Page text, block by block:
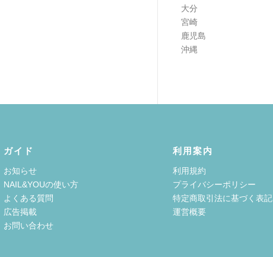
大分
宮崎
鹿児島
沖縄
ガイド
お知らせ
NAIL&YOUの使い方
よくある質問
広告掲載
お問い合わせ
利用案内
利用規約
プライバシーポリシー
特定商取引法に基づく表記
運営概要